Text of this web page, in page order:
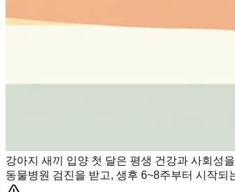
강아지 새끼 입양 첫 달은 평생 건강과 사회성
동물병원 검진을 받고, 생후 6~8주부터 시작